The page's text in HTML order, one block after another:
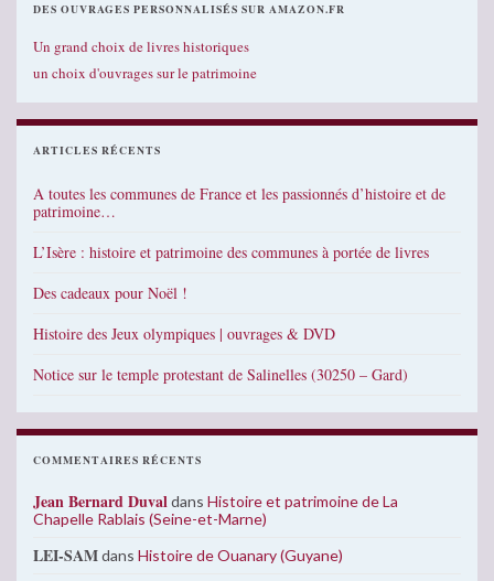
DES OUVRAGES PERSONNALISÉS SUR AMAZON.FR
Un grand choix de livres historiques
un choix d'ouvrages sur le patrimoine
ARTICLES RÉCENTS
A toutes les communes de France et les passionnés d’histoire et de
patrimoine…
L’Isère : histoire et patrimoine des communes à portée de livres
Des cadeaux pour Noël !
Histoire des Jeux olympiques | ouvrages & DVD
Notice sur le temple protestant de Salinelles (30250 – Gard)
COMMENTAIRES RÉCENTS
Jean Bernard Duvaldans Histoire et patrimoine de La
Chapelle Rablais (Seine-et-Marne)
LEI-SAMdans Histoire de Ouanary (Guyane)